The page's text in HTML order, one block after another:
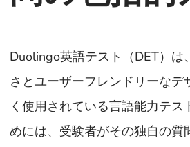
Duolingo英語テスト（DET）は
さとユーザーフレンドリーなデ
く使用されている言語能力テス
めには、受験者がその独自の質